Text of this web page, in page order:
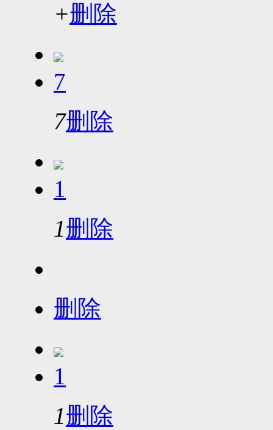
+删除
7
7删除
1
1删除
删除
1
1删除